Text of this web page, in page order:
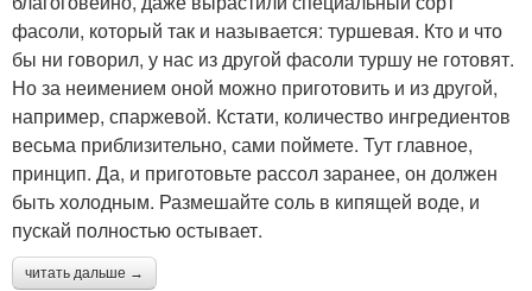
фасоли, который так и называется: туршевая. Кто и что
бы ни говорил, у нас из другой фасоли туршу не готовят.
Но за неимением оной можно приготовить и из другой,
например, спаржевой. Кстати, количество ингредиентов
весьма приблизительно, сами поймете. Тут главное,
принцип. Да, и приготовьте рассол заранее, он должен
быть холодным. Размешайте соль в кипящей воде, и
пускай полностью остывает.
читать дальше →